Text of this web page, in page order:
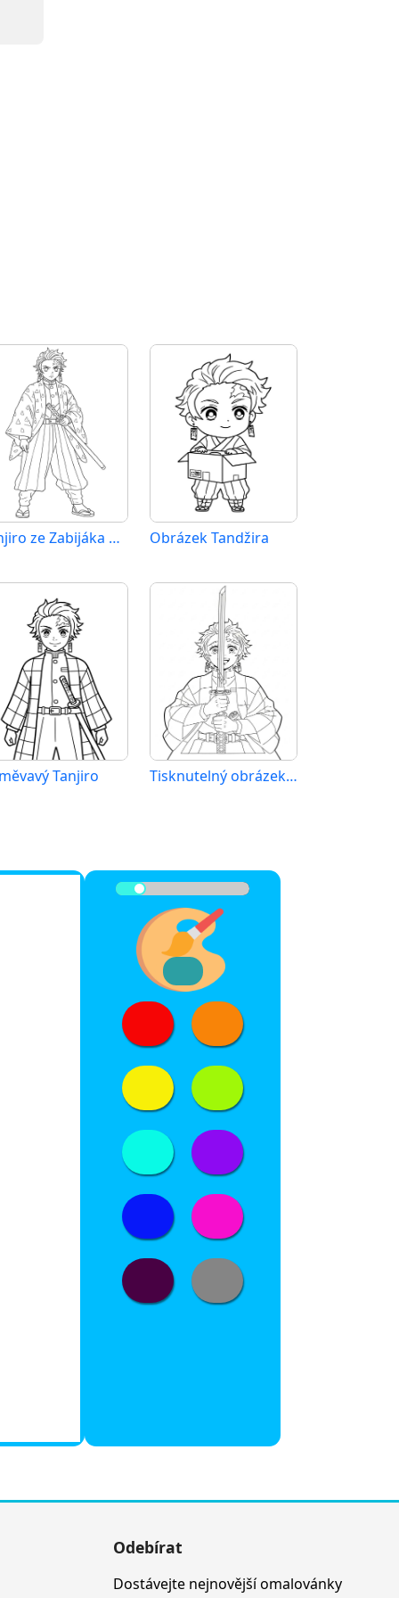
Tanjiro ze Zabijáka démonů Obrázek Tandžira
Tanjiro Tisknutelný obrázek Tandžira
Odebírat
Dostávejte nejnovější omalovánky